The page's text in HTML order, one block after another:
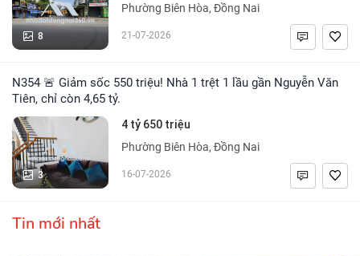
8
Phường Biên Hòa, Đồng Nai
21-07-2026
N354 🚨 Giảm sốc 550 triệu! Nhà 1 trệt 1 lầu gần Nguyễn Văn
Tiên, chỉ còn 4,65 tỷ.
3
4 tỷ 650 triệu
Phường Biên Hòa, Đồng Nai
16-07-2026
Tin mới nhất